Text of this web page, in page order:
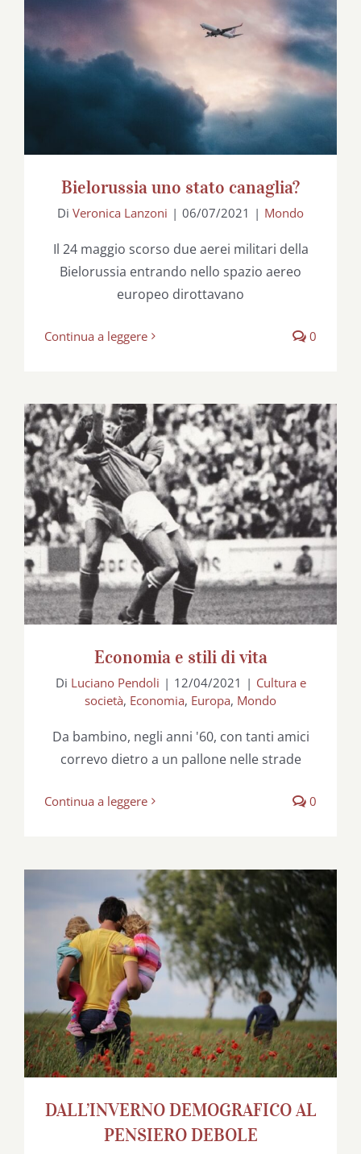
Bielorussia uno stato canaglia?
Bielorussia uno stato canaglia?
Di Veronica Lanzoni | 06/07/2021 | Mondo
Il 24 maggio scorso due aerei militari della
Bielorussia entrando nello spazio aereo
europeo dirottavano
Continua a leggere 0
Economia e stili di vita
Economia e stili di vita
Di Luciano Pendoli | 12/04/2021 | Cultura e
società, Economia, Europa, Mondo
Da bambino, negli anni '60, con tanti amici
correvo dietro a un pallone nelle strade
Continua a leggere 0
DALL’INVERNO DEMOGRAFICO AL
PENSIERO DEBOLE
DALL’INVERNO DEMOGRAFICO AL
PENSIERO DEBOLE